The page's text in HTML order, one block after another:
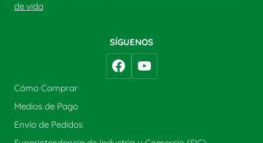
de vida
SÍGUENOS
Cómo Comprar
Medios de Pago
Envío de Pedidos